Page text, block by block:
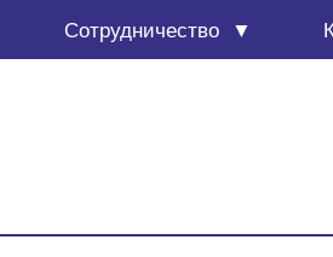
Сотруд­ни­че­ство